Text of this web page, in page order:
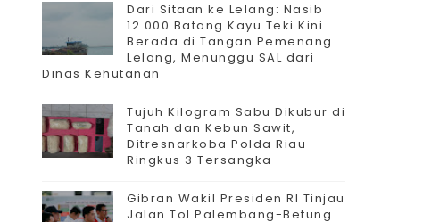
Dari Sitaan ke Lelang: Nasib
12.000 Batang Kayu Teki Kini
Berada di Tangan Pemenang
Lelang, Menunggu SAL dari
Dinas Kehutanan
Tujuh Kilogram Sabu Dikubur di
Tanah dan Kebun Sawit,
Ditresnarkoba Polda Riau
Ringkus 3 Tersangka
Gibran Wakil Presiden RI Tinjau
Jalan Tol Palembang-Betung